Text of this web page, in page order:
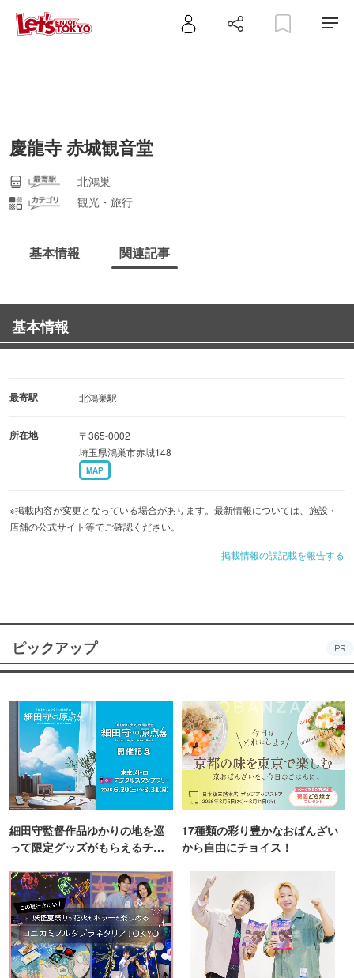
慶龍寺 赤城観音堂
北鴻巣
観光・旅行
基本情報 関連記事
基本情報
最寄駅 北鴻巣駅
所在地
〒365-0002
埼玉県鴻巣市赤城148
MAP
※掲載内容が変更となっている場合があります。最新情報については、施設・
店舗の公式サイト等でご確認ください。
掲載情報の誤記載を報告する
ピックアップ PR
細田守監督作品ゆかりの地を巡
って限定グッズがもらえるチャ
17種類の彩り豊かなおばんざい
から自由にチョイス！